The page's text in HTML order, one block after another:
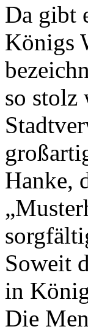
Da gibt
Königs
so stolz
Hanke,
Soweit
in
Die